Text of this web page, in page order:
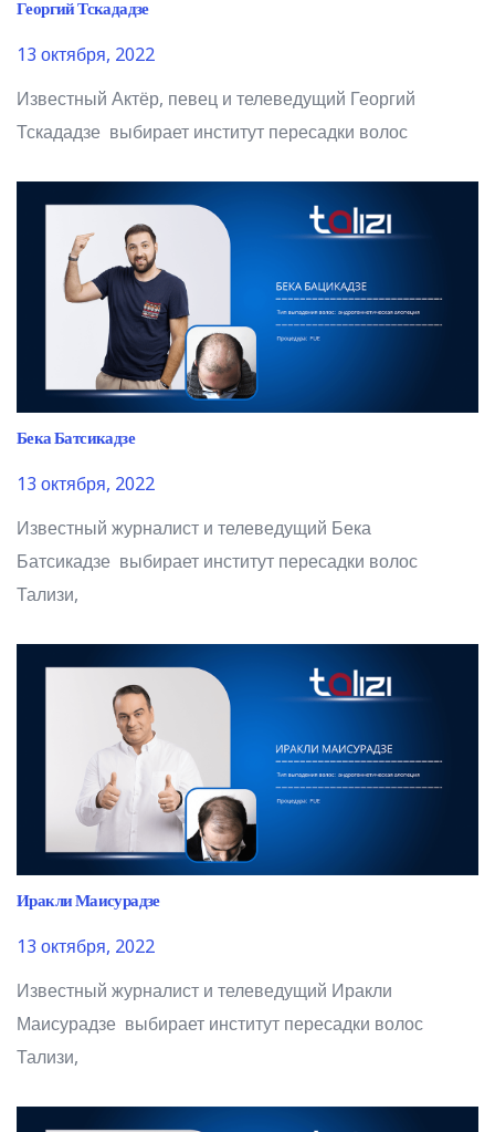
Георгий Тскададзе
13 октября, 2022
Известный Актёр, певец и телеведущий Георгий
Тскададзе выбирает институт пересадки волос
Бека Батсикадзе
13 октября, 2022
Известный журналист и телеведущий Бека
Батсикадзе выбирает институт пересадки волос
Тализи,
Иракли Маисурадзе
13 октября, 2022
Известный журналист и телеведущий Иракли
Маисурадзе выбирает институт пересадки волос
Тализи,